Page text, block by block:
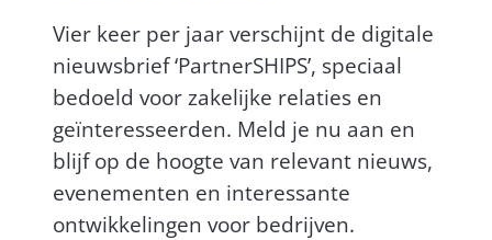
Vier keer per jaar verschijnt de digitale
nieuwsbrief ‘PartnerSHIPS’, speciaal
bedoeld voor zakelijke relaties en
geïnteresseerden. Meld je nu aan en
blijf op de hoogte van relevant nieuws,
evenementen en interessante
ontwikkelingen voor bedrijven.